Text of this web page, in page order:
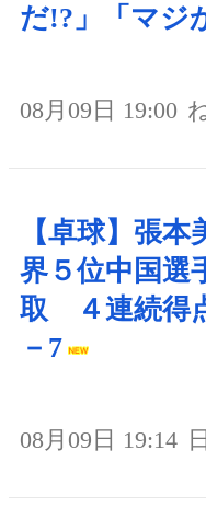
だ!?」「マジ
08月09日 19:00
【卓球】張
界５位中国選
取 ４連続得
－7
08月09日 19:14